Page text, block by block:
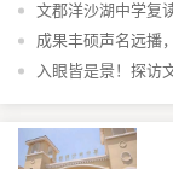
文郡洋沙湖中学复
成果丰硕声名远播
入眼皆是景！探访